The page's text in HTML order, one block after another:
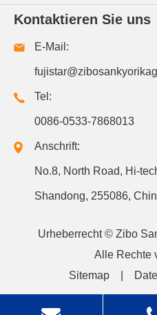
Kontaktieren Sie uns
E-Mail:
Tel:
0086-0533-7868013
Anschrift:
No.8, North Road, Hi-
Shandong, 255086,
Urheberrecht © Zibo
Alle Rechte
Sitemap